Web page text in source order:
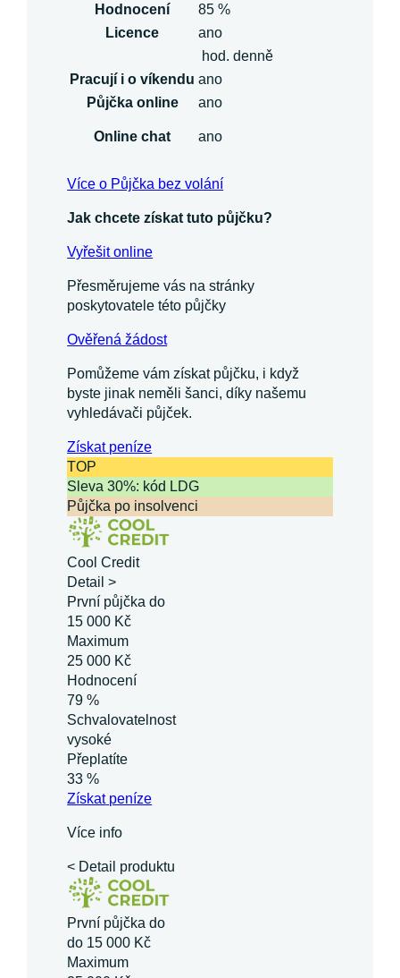
Hodnocení
85 %
Licence
ano
hod. denně
Pracují i o víkendu ano
Půjčka online
ano
Online chat ano
Více o Půjčka bez volání
Jak chcete získat tuto půjčku?
Vyřešit online
Přesměrujeme vás na stránky
poskytovatele této půjčky
Ověřená žádost
Pomůžeme vám získat půjčku, i když
byste jinak neměli šanci, díky našemu
vyhledávači půjček.
Získatpeníze
TOP
Sleva 30%: kód LDG
Půjčka po insolvenci
Cool Credit
Detail >
První půjčka do
15 000 Kč
Maximum
25 000 Kč
Hodnocení
79 %
Schvalovatelnost
vysoké
Přeplatíte
33 %
Získatpeníze
Více info
< Detail produktu
První půjčka do
do 15 000 Kč
Maximum